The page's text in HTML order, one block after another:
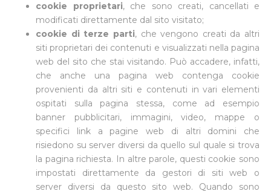
cookie proprietari, che sono creati, cancellati e
modificati direttamente dal sito visitato;
cookie di terze parti, che vengono creati da altri
siti proprietari dei contenuti e visualizzati nella pagina
web del sito che stai visitando. Può accadere, infatti,
che anche una pagina web contenga cookie
provenienti da altri siti e contenuti in vari elementi
ospitati sulla pagina stessa, come ad esempio
banner pubblicitari, immagini, video, mappe o
specifici link a pagine web di altri domini che
risiedono su server diversi da quello sul quale si trova
la pagina richiesta. In altre parole, questi cookie sono
impostati direttamente da gestori di siti web o
server diversi da questo sito web. Quando sono